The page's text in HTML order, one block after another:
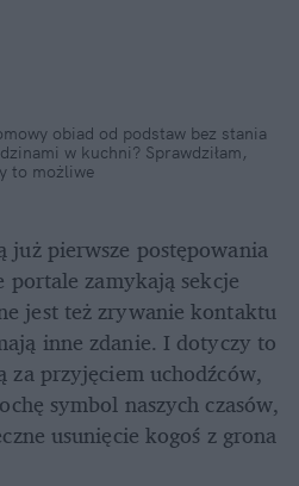
obiad od podstaw bez stania
w kuchni? Sprawdziłam,
to możliwe
już pierwsze postępowania
zamykają sekcje
jest też zrywanie kontaktu
inne zdanie. I dotyczy to
przyjęciem uchodźców,
symbol naszych czasów,
usunięcie kogoś z grona